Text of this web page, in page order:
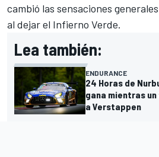
cambió las sensaciones
al dejar el Infierno Verde.
Lea también:
ENDURANCE
24 Horas de
gana mientras
a Verstappen